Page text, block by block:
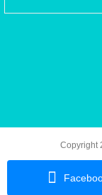
Copyright
Kredi kartı